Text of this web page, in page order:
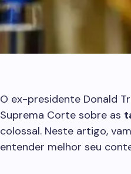
O ex-presidente Donald
Suprema Corte sobre as
colossal. Neste artigo,
entender melhor seu